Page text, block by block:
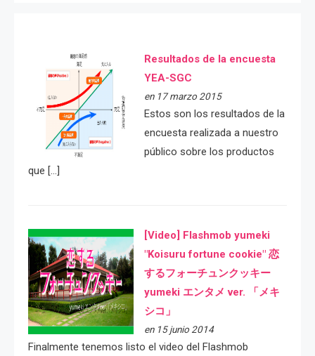
Resultados de la encuesta
YEA-SGC
en 17 marzo 2015
Estos son los resultados de la
encuesta realizada a nuestro
público sobre los productos
que […]
[Video] Flashmob yumeki
"Koisuru fortune cookie" 恋
するフォーチュンクッキー
yumeki エンタメ ver. 「メキ
シコ」
en 15 junio 2014
Finalmente tenemos listo el video del Flashmob